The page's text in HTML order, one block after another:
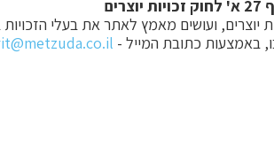
יוצרים, ועושים מאמץ לאתר את בעלי
באמצעות כתובת המייל -